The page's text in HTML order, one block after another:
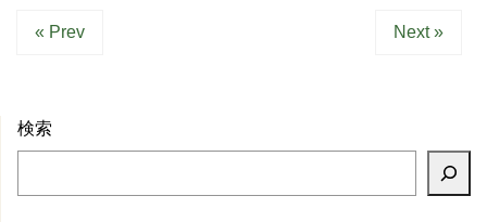
« Prev Next »
検索